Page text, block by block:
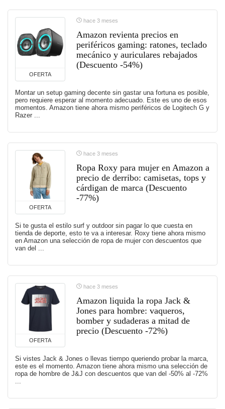
OFERTA
hace 3 meses
Amazon revienta precios en
periféricos gaming: ratones, teclado
mecánico y auriculares rebajados
(Descuento -54%)
Montar un setup gaming decente sin gastar una fortuna es posible,
pero requiere esperar al momento adecuado. Este es uno de esos
momentos. Amazon tiene ahora mismo periféricos de Logitech G y
Razer ...
OFERTA
hace 3 meses
Ropa Roxy para mujer en Amazon a
precio de derribo: camisetas, tops y
cárdigan de marca (Descuento
-77%)
Si te gusta el estilo surf y outdoor sin pagar lo que cuesta en
tienda de deporte, esto te va a interesar. Roxy tiene ahora mismo
en Amazon una selección de ropa de mujer con descuentos que
van del ...
OFERTA
hace 3 meses
Amazon liquida la ropa Jack &
Jones para hombre: vaqueros,
bomber y sudaderas a mitad de
precio (Descuento -72%)
Si vistes Jack & Jones o llevas tiempo queriendo probar la marca,
este es el momento. Amazon tiene ahora mismo una selección de
ropa de hombre de J&J con descuentos que van del -50% al -72%